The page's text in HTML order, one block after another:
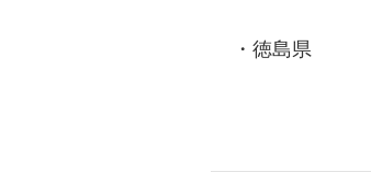
・ 徳島県